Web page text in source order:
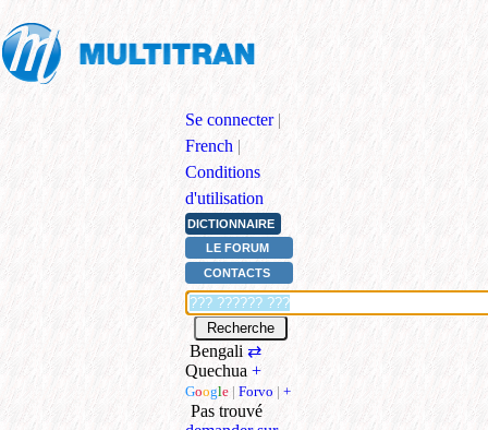
Se connecter |
French |
Conditions
d'utilisation
DICTIONNAIRE
LE FORUM
CONTACTS
Bengali ⇄
Quechua +
Google | Forvo | +
Pas trouvé